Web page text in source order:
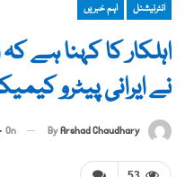
انٹرنیشنل اہم خبریں
اہلکار کا کہنا ہے
نے ایرانی پیٹرو
ByArshad Chaudhary
On